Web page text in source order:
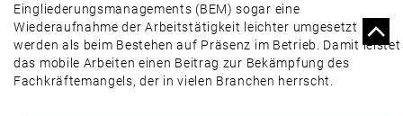
Eingliederungsmanagements (BEM) sogar eine
Wiederaufnahme der Arbeitstätigkeit leichter umgesetzt
werden als beim Bestehen auf Präsenz im Betrieb. Damit leistet
das mobile Arbeiten einen Beitrag zur Bekämpfung des
Fachkräftemangels, der in vielen Branchen herrscht.